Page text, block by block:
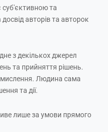
суб'єктивною та
авторів та авторок
з декількох джерел
та прийняття рішень.
Людина сама
та дії.
лише за умови прямого